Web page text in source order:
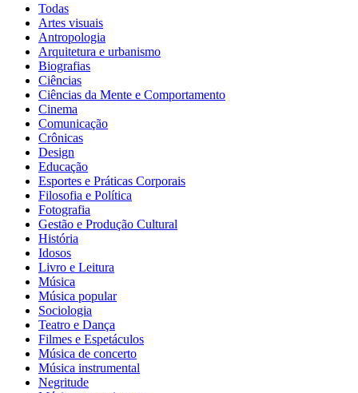
Todas
Artes visuais
Antropologia
Arquitetura e urbanismo
Biografias
Ciências
Ciências da Mente e Comportamento
Cinema
Comunicação
Crônicas
Design
Educação
Esportes e Práticas Corporais
Filosofia e Política
Fotografia
Gestão e Produção Cultural
História
Idosos
Livro e Leitura
Música
Música popular
Sociologia
Teatro e Dança
Filmes e Espetáculos
Música de concerto
Música instrumental
Negritude